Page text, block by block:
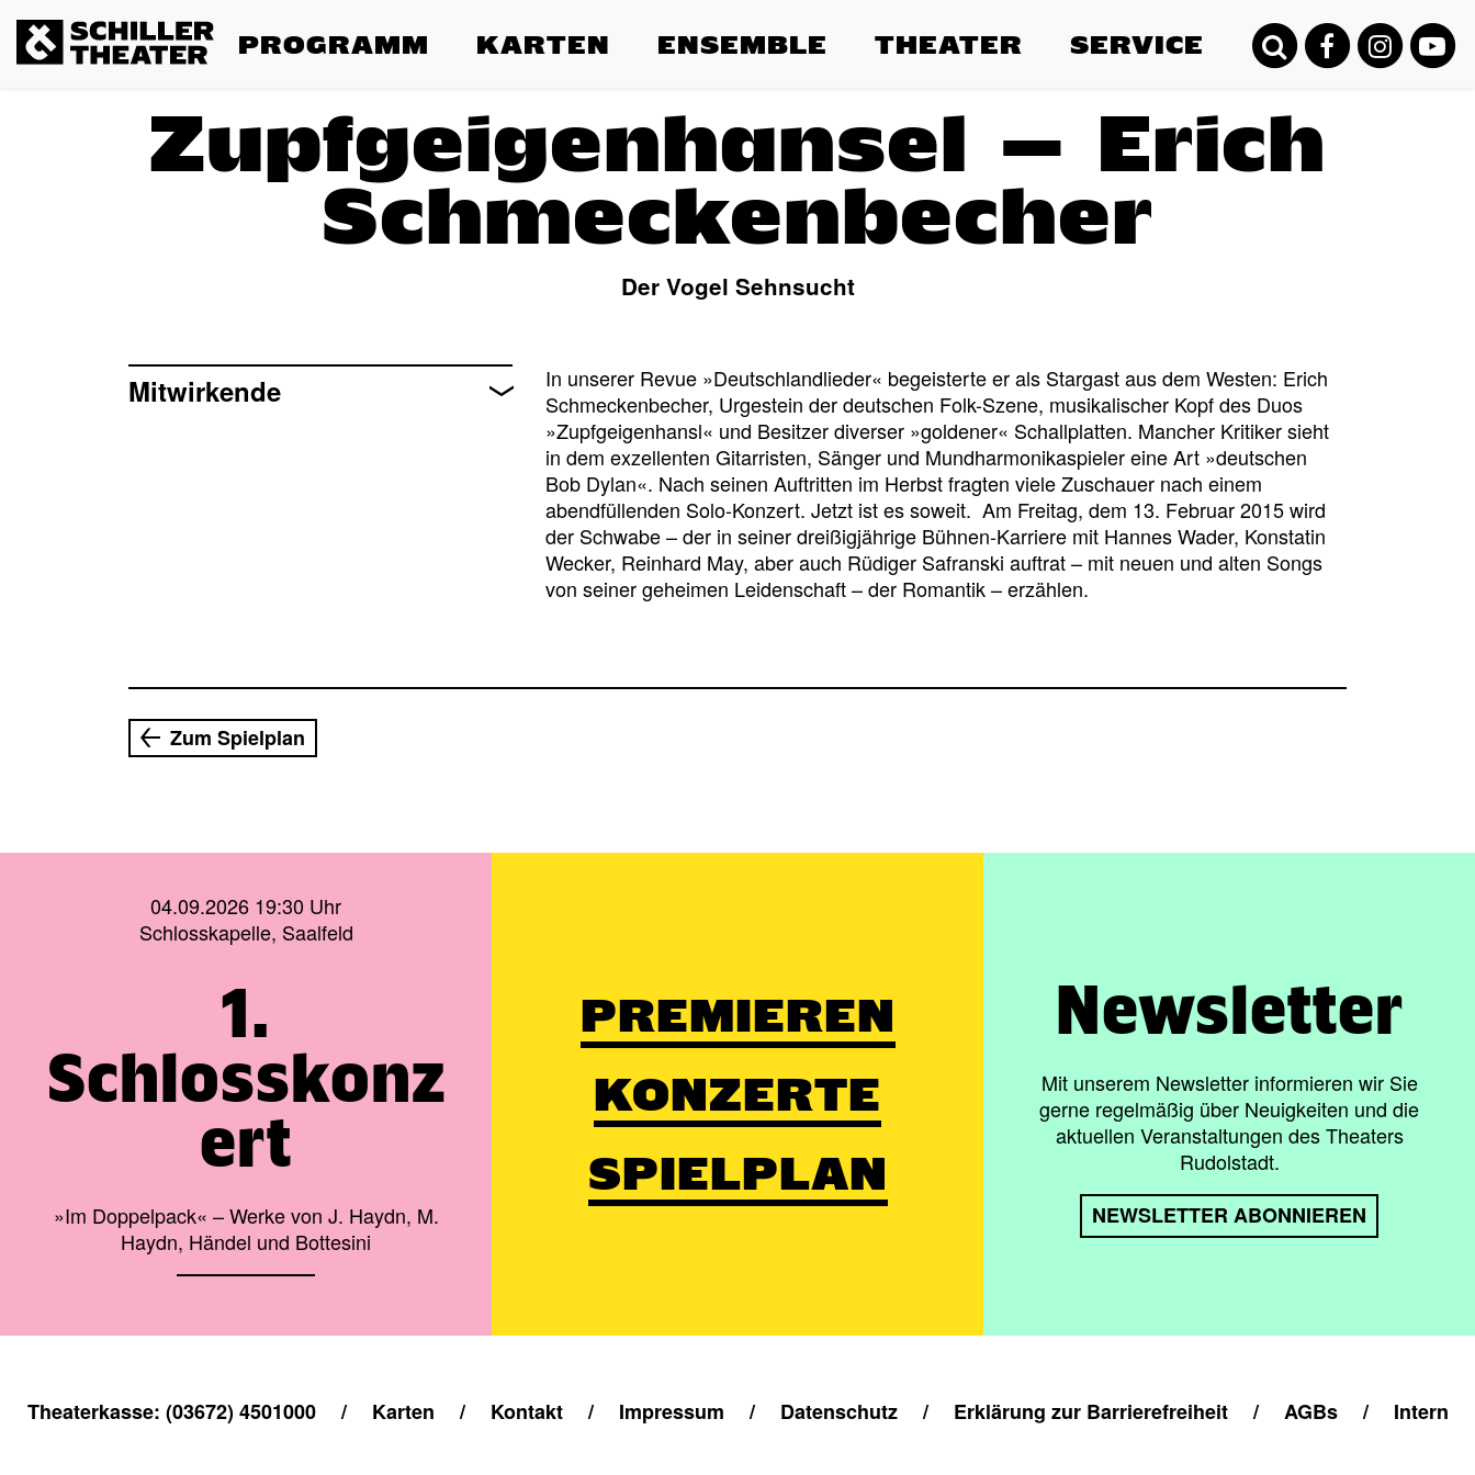
PROGRAMM KARTEN ENSEMBLE THEATER SERVICE
Zupfgeigenhansel – Erich
Schmeckenbecher
Der Vogel Sehnsucht
In unserer Revue »Deutschlandlieder« begeisterte er als Stargast aus dem Westen: Erich
Schmeckenbecher, Urgestein der deutschen Folk-Szene, musikalischer Kopf des Duos
»Zupfgeigenhansl« und Besitzer diverser »goldener« Schallplatten. Mancher Kritiker sieht
in dem exzellenten Gitarristen, Sänger und Mundharmonikaspieler eine Art »deutschen
Bob Dylan«. Nach seinen Auftritten im Herbst fragten viele Zuschauer nach einem
abendfüllenden Solo-Konzert. Jetzt ist es soweit. Am Freitag, dem 13. Februar 2015 wird
der Schwabe – der in seiner dreißigjährige Bühnen-Karriere mit Hannes Wader, Konstatin
Wecker, Reinhard May, aber auch Rüdiger Safranski auftrat – mit neuen und alten Songs
von seiner geheimen Leidenschaft – der Romantik – erzählen.
Mitwirkende
Zum Spielplan
04.09.2026 19:30 Uhr
Schlosskapelle, Saalfeld
1.
Schlosskonz
ert
»Im Doppelpack« – Werke von J. Haydn, M.
Haydn, Händel und Bottesini
PREMIEREN
KONZERTE
SPIELPLAN
Newsletter
Mit unserem Newsletter informieren wir Sie
gerne regelmäßig über Neuigkeiten und die
aktuellen Veranstaltungen des Theaters
Rudolstadt.
NEWSLETTER ABONNIEREN
Theaterkasse: (03672) 4501000 / Karten / Kontakt / Impressum / Datenschutz / Erklärung zur Barrierefreiheit / AGBs / Intern